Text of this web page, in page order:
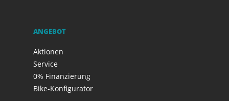
ANGEBOT
Aktionen
Service
0% Finanzierung
Bike-Konfigurator